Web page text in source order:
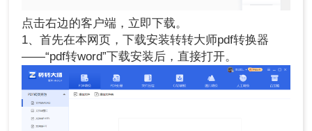
点击右边的客户端，立即下载。
1、首先在本网页，下载安装转转大师pdf转换器
——“pdf转word”下载安装后，直接打开。